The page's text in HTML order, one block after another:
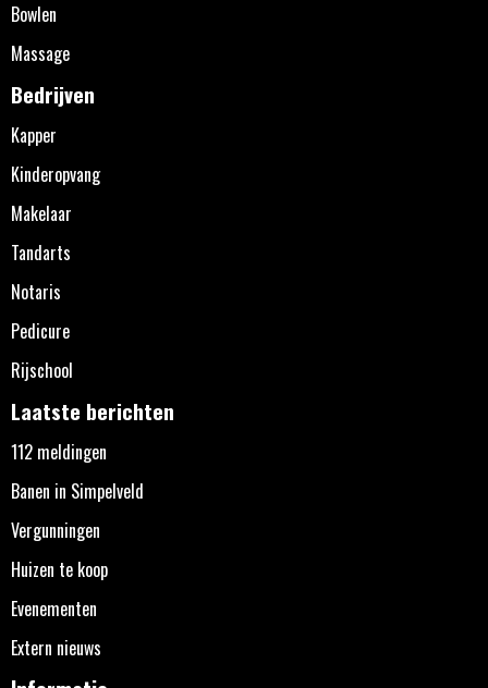
Bowlen
Massage
Bedrijven
Kapper
Kinderopvang
Makelaar
Tandarts
Notaris
Pedicure
Rijschool
Laatste berichten
112 meldingen
Banen in Simpelveld
Vergunningen
Huizen te koop
Evenementen
Extern nieuws